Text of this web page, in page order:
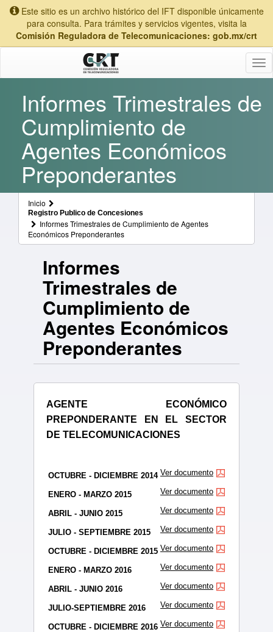
Este sitio es un archivo histórico del IFT disponible únicamente
para consulta. Para trámites y servicios vigentes, visita la
Comisión Reguladora de Telecomunicaciones: gob.mx/crt
Informes Trimestrales de
Cumplimiento de
Agentes Económicos
Preponderantes
Inicio
Registro Publico de Concesiones
Informes Trimestrales de Cumplimiento de Agentes
Económicos Preponderantes
Informes
Trimestrales de
Cumplimiento de
Agentes Económicos
Preponderantes
AGENTE ECONÓMICO
PREPONDERANTE EN EL SECTOR
DE TELECOMUNICACIONES
OCTUBRE - DICIEMBRE 2014 Ver documento
ENERO - MARZO 2015 Ver documento
ABRIL - JUNIO 2015 Ver documento
JULIO - SEPTIEMBRE 2015 Ver documento
OCTUBRE - DICIEMBRE 2015 Ver documento
ENERO - MARZO 2016 Ver documento
ABRIL - JUNIO 2016 Ver documento
JULIO-SEPTIEMBRE 2016 Ver documento
OCTUBRE - DICIEMBRE 2016 Ver documento